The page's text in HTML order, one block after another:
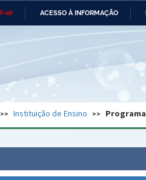
19) ACESSO À INFORMAÇÃO
Ministério das Relações
e dos
Banco Central do Brasil
Instituição de Ensino Programa